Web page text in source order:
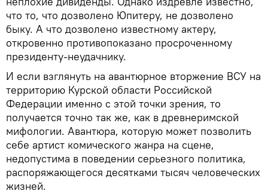
что то, что дозволено Юпитеру, не дозволено
быку. А что дозволено известному актеру,
откровенно противопоказано просроченному
президенту-неудачнику.
И если взглянуть на авантюрное вторжение ВСУ на
территорию Курской области Российской
Федерации именно с этой точки зрения, то
получается точно так же, как в древнеримской
мифологии. Авантюра, которую может позволить
себе артист комического жанра на сцене,
недопустима в поведении серьезного политика,
распоряжающегося десятками тысяч человеческих
жизней.